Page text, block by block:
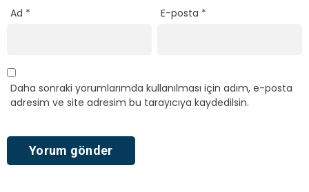
Ad * E-posta *
Daha sonraki yorumlarımda kullanılması için adım, e-posta
adresim ve site adresim bu tarayıcıya kaydedilsin.